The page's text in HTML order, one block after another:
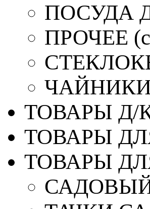
ПОСУДА
ПРОЧЕЕ
ТОВАРЫ Д/
ТОВАРЫ
ТОВАРЫ